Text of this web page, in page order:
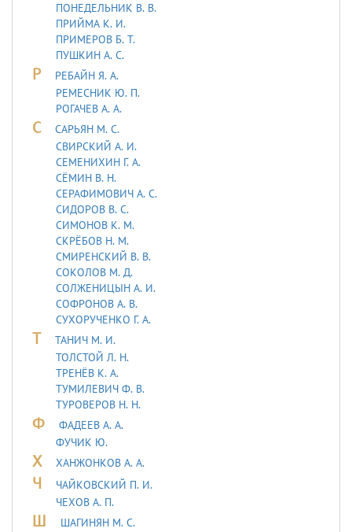
ПОНЕДЕЛЬНИК В. В.
ПРИЙМА К. И.
ПРИМЕРОВ Б. Т.
ПУШКИН А. С.
Р
РЕБАЙН Я. А.
РЕМЕСНИК Ю. П.
РОГАЧЕВ А. А.
С
САРЬЯH М. С.
СВИРСКИЙ А. И.
СЕМЕНИХИН Г. А.
СЁМИН В. Н.
СЕРАФИМОВИЧ А. С.
СИДОРОВ В. С.
СИМОНОВ К. М.
СКРЁБОВ Н. М.
СМИРЕНСКИЙ В. В.
СОКОЛОВ М. Д.
СОЛЖЕНИЦЫН А. И.
СОФРОНОВ А. В.
СУХОРУЧЕНКО Г. А.
Т
ТАHИЧ М. И.
ТОЛСТОЙ Л. Н.
ТРЕНЁВ К. А.
ТУМИЛЕВИЧ Ф. В.
ТУРОВЕРОВ Н. Н.
Ф
ФАДЕЕВ А. А.
ФУЧИК Ю.
Х ХАНЖОНКОВ А. А.
Ч
ЧАЙКОВСКИЙ П. И.
ЧЕХОВ А. П.
Ш
ШАГИНЯН М. С.